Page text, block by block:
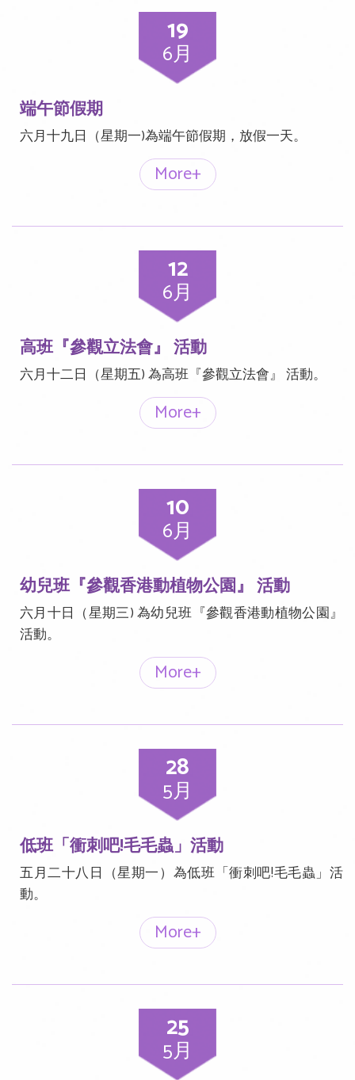
19
6月
端午節假期
六月十九日（星期一)為端午節假期，放假一天。
More+
12
6月
高班『參觀立法會』 活動
六月十二日（星期五) 為高班『參觀立法會』 活動。
More+
10
6月
幼兒班『參觀香港動植物公園』 活動
六月十日（星期三) 為幼兒班『參觀香港動植物公園』
活動。
More+
28
5月
低班「衝刺吧!毛毛蟲」活動
五月二十八日（星期一）為低班「衝刺吧!毛毛蟲」活
動。
More+
25
5月